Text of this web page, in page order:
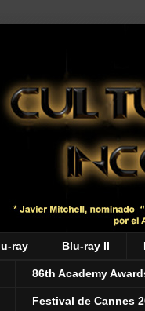
ray Blu-ray II
86th Academy
Festival de Cannes